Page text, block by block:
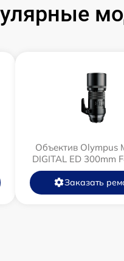
Объектив Olympus
DIGITAL ED 300mm
Заказать